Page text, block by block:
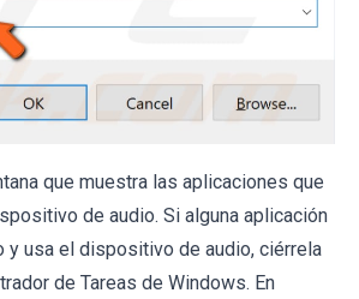
que muestra las aplicaciones que
de audio. Si alguna aplicación
y usa el dispositivo de audio, ciérrela
de Tareas de Windows. En